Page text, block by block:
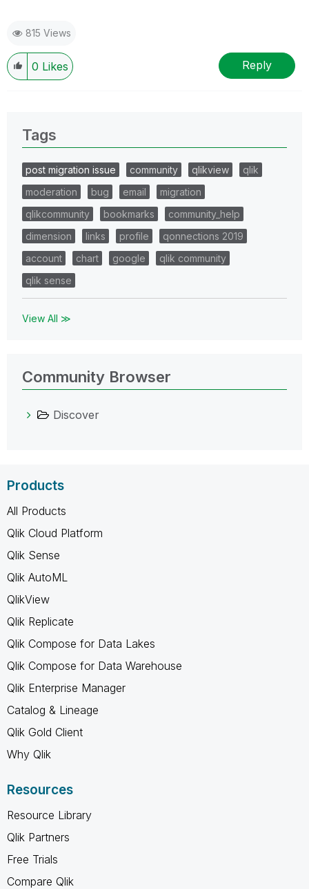
815 Views
0 Likes Reply
Tags
post migration issue community qlikview
qlik
moderation
bug email
migration
qlikcommunity
bookmarks
community_help
dimension
links profile
qonnections 2019
account
chart google
qlik community
qlik sense
View All ≫
Community Browser
Discover
Products
All Products
Qlik Cloud Platform
Qlik Sense
Qlik AutoML
QlikView
Qlik Replicate
Qlik Compose for Data Lakes
Qlik Compose for Data Warehouse
Qlik Enterprise Manager
Catalog & Lineage
Qlik Gold Client
Why Qlik
Resources
Resource Library
Qlik Partners
Free Trials
Compare Qlik